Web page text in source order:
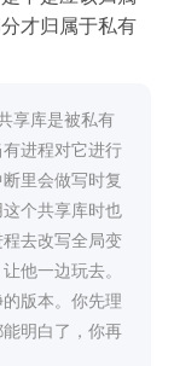
才归属于私有
享库是被私有
进程对它进行
里会做写时复
个共享库时也
去改写全局变
他一边玩去。
版本。你先理
明白了，你再